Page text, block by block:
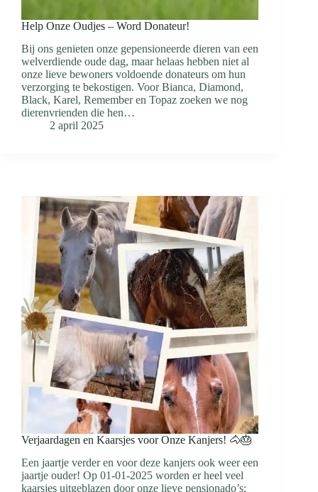
Help Onze Oudjes – Word Donateur!
Bij ons genieten onze gepensioneerde dieren van een
welverdiende oude dag, maar helaas hebben niet al
onze lieve bewoners voldoende donateurs om hun
verzorging te bekostigen. Voor Bianca, Diamond,
Black, Karel, Remember en Topaz zoeken we nog
dierenvrienden die hen…
2 april 2025
Verjaardagen en Kaarsjes voor Onze Kanjers! 🐴🎂
Een jaartje verder en voor deze kanjers ook weer een
jaartje ouder! Op 01-01-2025 worden er heel veel
kaarsjes uitgeblazen door onze lieve pensionado’s: